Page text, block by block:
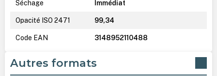
Séchage Immédiat
Opacité ISO 2471 99,34
Code EAN 3148952110488
Autres formats